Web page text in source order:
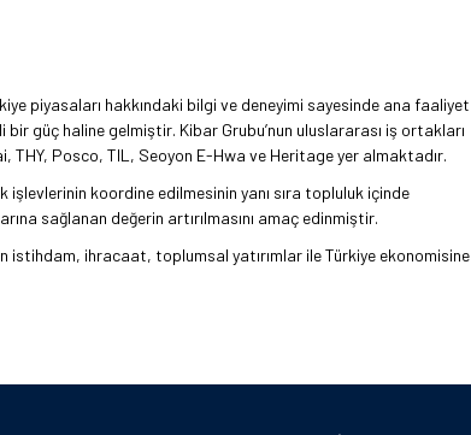
piyasaları hakkındaki bilgi ve deneyimi sayesinde ana faaliyet
güç haline gelmiştir. Kibar Grubu’nun uluslararası iş ortakları
THY, Posco, TIL, Seoyon E-Hwa ve Heritage yer almaktadır.
koordine edilmesinin yanı sıra topluluk içinde
sağlanan değerin artırılmasını amaç edinmiştir.
ihracaat, toplumsal yatırımlar ile Türkiye ekonomisine